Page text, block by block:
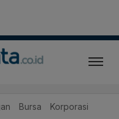
Bursa Korporasi